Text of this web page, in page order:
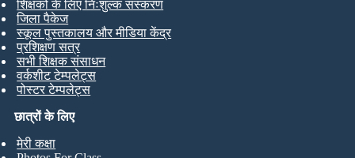
छात्रों के लिए
मेरी कक्षा
शिक्षकों के लिए निःशुल्क संस्करण
जिला पैकेज
स्कूल पुस्तकालय और मीडिया केंद्र
प्रशिक्षण सत्र
सभी शिक्षक संसाधन
वर्कशीट टेम्पलेट्स
पोस्टर टेम्पलेट्स